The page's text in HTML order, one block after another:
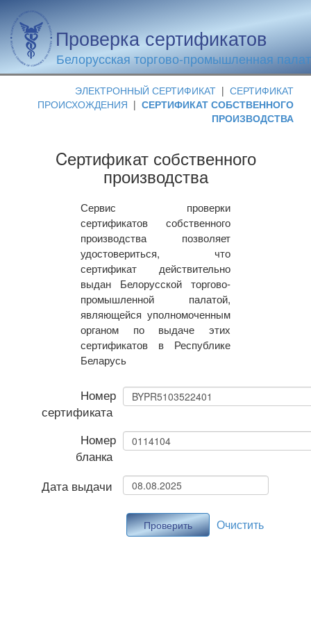
Проверка сертификатов
Белорусская торгово-промышленная
ЭЛЕКТРОННЫЙ СЕРТИФИКАТ | СЕРТИФИКАТ
ПРОИСХОЖДЕНИЯ | СЕРТИФИКАТ СОБСТВЕННОГО
ПРОИЗВОДСТВА
Cертификат собственного
производства
Сервис проверки
сертификатов собственного
производства позволяет
удостовериться, что
сертификат действительно
выдан Белорусской торгово-
промышленной палатой,
являющейся уполномоченным
органом по выдаче этих
сертификатов в Республике
Беларусь
Номер
сертификата
Номер
бланка
Дата выдачи
Проверить Очистить